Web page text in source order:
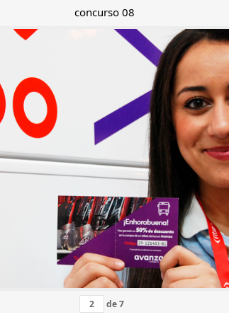
concurso 08
de7